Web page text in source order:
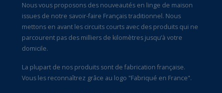
Nous vous proposons des nouveautés en linge de maison
issues de notre savoir-faire Français traditionnel. Nous
mettons en avant les circuits courts avec des produits qui ne
parcourent pas des milliers de kilomètres jusqu’à votre
domicile.
La plupart de nos produits sont de fabrication française.
Vous les reconnaîtrez grâce au logo "Fabriqué en France".